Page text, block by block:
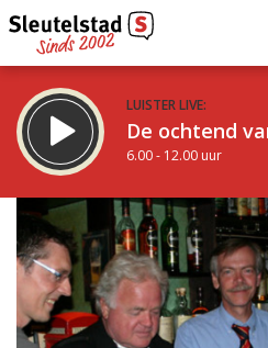
LUISTER LIVE:
De ochtend
6.00 - 12.00 uur
STRAKS:
De middag van
12.00 - 18.00 uur
Vorig uur
uur 1
Inklappen